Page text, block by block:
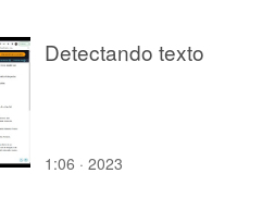
Detectando texto
1:06 · 2023